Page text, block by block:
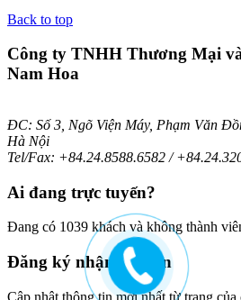
Back to top
Công ty TNHH Thương Mại
Nam Hoa
ĐC: Số 3, Ngõ Viện Máy, Phạm Văn
Hà Nội
Tel/Fax: +84.24.8588.6582 /
Ai đang trực tuyến?
Đang có 1039 khách và không thành
Đăng ký nhận bản tin
Cập nhật thông tin mới nhất từ trang của